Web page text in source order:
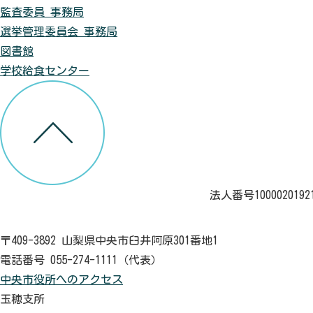
監査委員 事務局
選挙管理委員会 事務局
図書館
学校給食センター
法人番号
〒409-3892 山梨県中央市臼井阿原301番地1
電話番号 055-274-1111（代表）
中央市役所へのアクセス
玉穂支所